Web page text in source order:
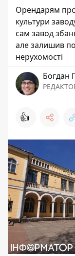
Орендарям
культури
сам завод
але залишив по
нерухомості
Богдан
👍